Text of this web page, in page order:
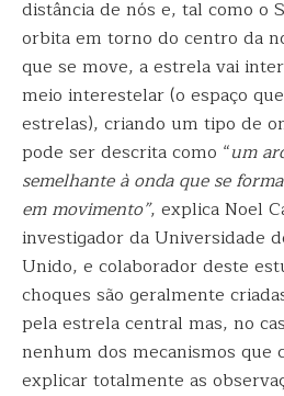
distância de nós e, tal como o
orbita em torno do centro da
que se move, a estrela vai
meio interestelar (o espaço
estrelas), criando um tipo de
pode ser descrita como “um
semelhante à onda que se
em movimento”, explica Noel
investigador da Universidade
Unido, e colaborador deste
choques são geralmente
pela estrela central mas, no
nenhum dos mecanismos que
explicar totalmente as